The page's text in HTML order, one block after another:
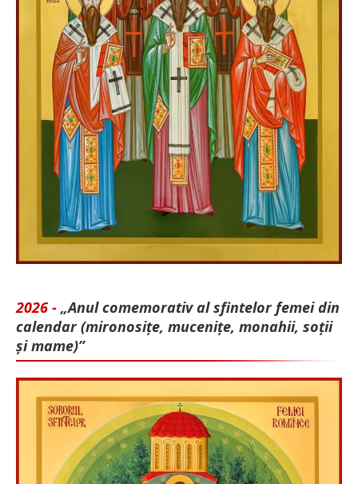
2026 - „Anul comemorativ al sfintelor femei din
calendar (mironosițe, mu­cenițe, monahii, soții
și mame)”